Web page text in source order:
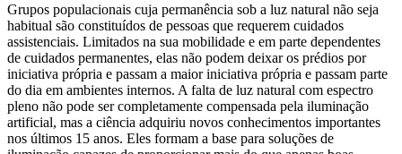
Grupos populacionais cuja permanência sob a luz natural não seja
habitual são constituídos de pessoas que requerem cuidados
assistenciais. Limitados na sua mobilidade e em parte dependentes
de cuidados permanentes, elas não podem deixar os prédios por
iniciativa própria e passam a maior iniciativa própria e passam parte
do dia em ambientes internos. A falta de luz natural com espectro
pleno não pode ser completamente compensada pela iluminação
artificial, mas a ciência adquiriu novos conhecimentos importantes
nos últimos 15 anos. Eles formam a base para soluções de